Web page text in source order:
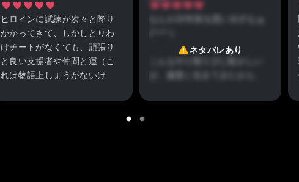
ヒロインに試練が次々と降り
かかってきて、しかしとりわ
けチートがなくても、頑張り
と良い支援者や仲間と運（こ
れは物語上しょうがないけ
迎える、かなり王道ですが、
なんか20年前を思い出すなぁ
ネタバレあり